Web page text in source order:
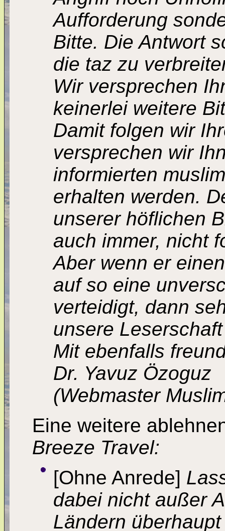
Aufforderung
Bitte. Die Antwort
die taz zu
Wir versprechen
keinerlei weitere
Damit folgen wir
versprechen wir
informierten
erhalten werden.
unserer höflichen
auch immer, nicht
Aber wenn er
auf so eine
verteidigt, dann
unsere
Mit ebenfalls
Dr. Yavuz Özoguz
(Webmaster
Eine weitere
Breeze Travel:
[Ohne Anrede]
dabei nicht außer
Ländern